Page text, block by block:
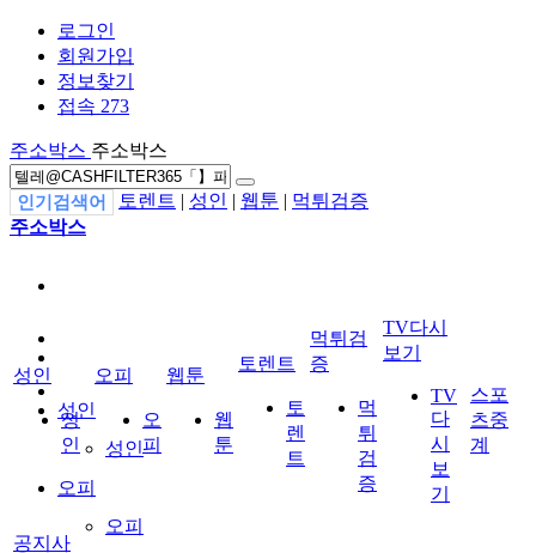
로그인
회원가입
정보찾기
접속 273
주소박스 주소박스
인기검색어 토렌트 | 성인 | 웹툰 | 먹튀검증
주소박스
성인
성인
오피
오피
성인
성
인
오피
오
피
웹툰
웹
툰
토렌트
토
렌
트
먹튀검
증
먹
튀
검
증
TV다시
보기
TV
다
시
보
기
스포
츠중
계
공지사